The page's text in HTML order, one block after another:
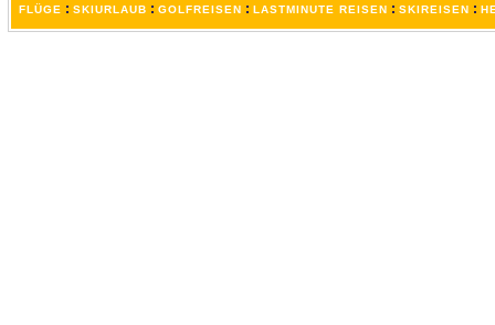
FLÜGE : SKIURLAUB : GOLFREISEN : LASTMINUTE REISEN : SKIREISEN :